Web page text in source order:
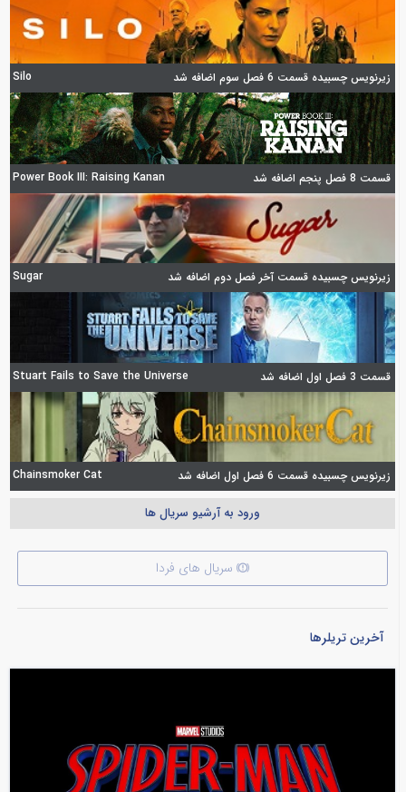
زیرنویس چسبیده قسمت 6 فصل سوم اضافه شد Silo
قسمت 8 فصل پنجم اضافه شد Power Book III: Raising Kanan
زیرنویس چسبیده قسمت آخر فصل دوم اضافه شد Sugar
قسمت 3 فصل اول اضافه شد Stuart Fails to Save the Universe
زیرنویس چسبیده قسمت 6 فصل اول اضافه شد Chainsmoker Cat
ورود به آرشیو سریال ها
سریال های فردا
آخرین تریلرها